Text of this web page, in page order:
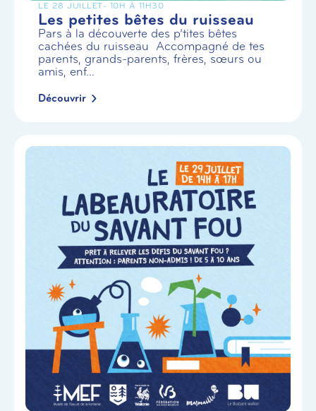
LE 28 JUILLET- 10H À 11H30
Les petites bêtes du ruisseau
Pars à la découverte des p’tites bêtes
cachées du ruisseau Accompagné de tes
parents, grands-parents, frères, sœurs ou
amis, enf...
Découvrir